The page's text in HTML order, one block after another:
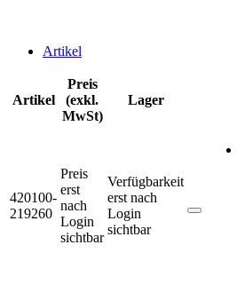
Artikel
Artikel
Preis
(exkl.
MwSt)
Lager
420100-
219260
Preis
erst
nach
Login
sichtbar
Verfügbarkeit
erst nach
Login
sichtbar